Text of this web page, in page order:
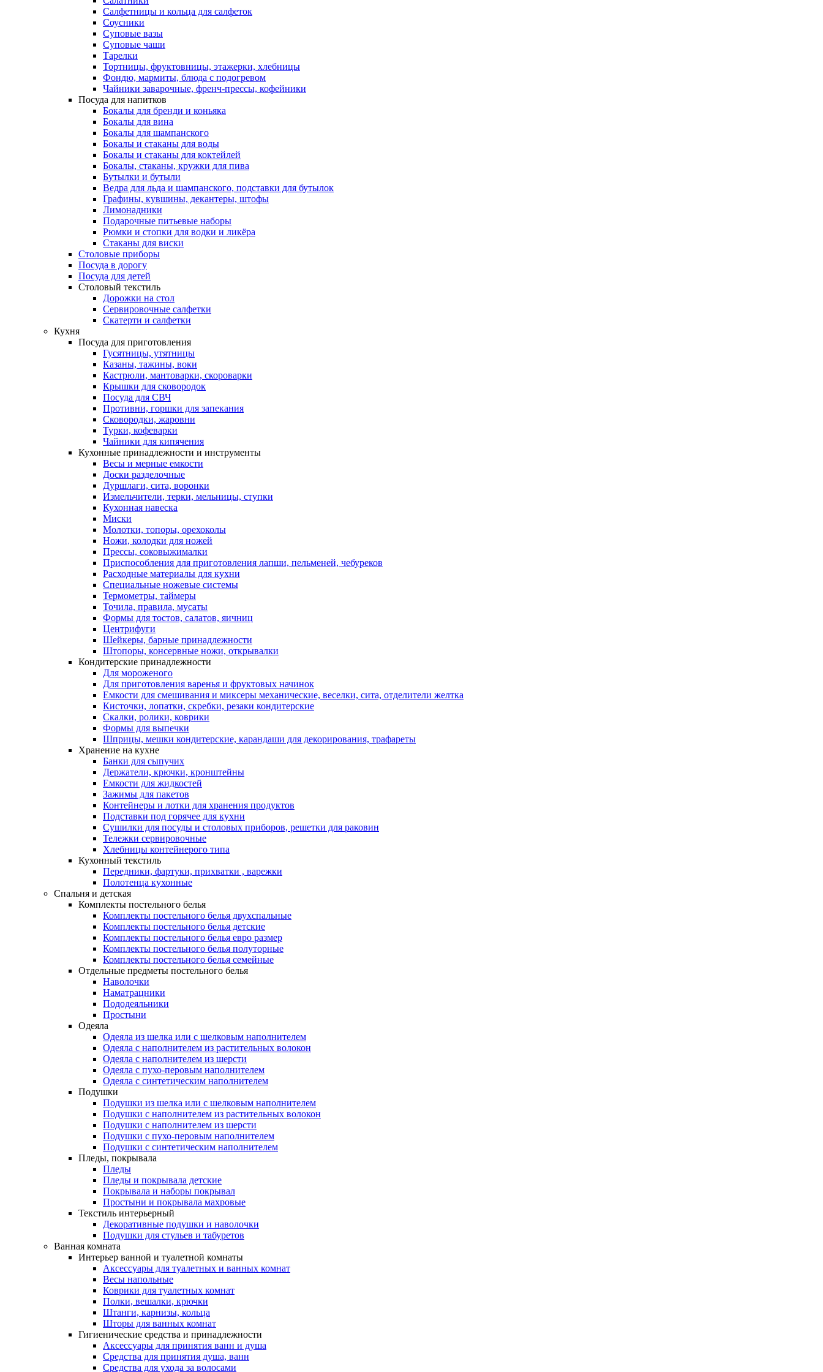
Салфетницы и кольца для салфеток
Соусники
Суповые вазы
Суповые чаши
Тарелки
Тортницы, фруктовницы, этажерки, хлебницы
Фондю, мармиты, блюда с подогревом
Чайники заварочные, френч-прессы, кофейники
Посуда для напитков
Бокалы для бренди и коньяка
Бокалы для вина
Бокалы для шампанского
Бокалы и стаканы для воды
Бокалы и стаканы для коктейлей
Бокалы, стаканы, кружки для пива
Бутылки и бутыли
Ведра для льда и шампанского, подставки для бутылок
Графины, кувшины, декантеры, штофы
Лимонадники
Подарочные питьевые наборы
Рюмки и стопки для водки и ликёра
Стаканы для виски
Столовые приборы
Посуда в дорогу
Посуда для детей
Столовый текстиль
Дорожки на стол
Сервировочные салфетки
Скатерти и салфетки
Кухня
Посуда для приготовления
Гусятницы, утятницы
Казаны, тажины, воки
Кастрюли, мантоварки, скороварки
Крышки для сковородок
Посуда для СВЧ
Противни, горшки для запекания
Сковородки, жаровни
Турки, кофеварки
Чайники для кипячения
Кухонные принадлежности и инструменты
Весы и мерные емкости
Доски разделочные
Дуршлаги, сита, воронки
Измельчители, терки, мельницы, ступки
Кухонная навеска
Миски
Молотки, топоры, орехоколы
Ножи, колодки для ножей
Прессы, соковыжималки
Приспособления для приготовления лапши, пельменей, чебуреков
Расходные материалы для кухни
Специальные ножевые системы
Термометры, таймеры
Точила, правила, мусаты
Формы для тостов, салатов, яичниц
Центрифуги
Шейкеры, барные принадлежности
Штопоры, консервные ножи, открывалки
Кондитерские принадлежности
Для мороженого
Для приготовления варенья и фруктовых начинок
Емкости для смешивания и миксеры механические, веселки, сита, отделители желтка
Кисточки, лопатки, скребки, резаки кондитерские
Скалки, ролики, коврики
Формы для выпечки
Шприцы, мешки кондитерские, карандаши для декорирования, трафареты
Хранение на кухне
Банки для сыпучих
Держатели, крючки, кронштейны
Емкости для жидкостей
Зажимы для пакетов
Контейнеры и лотки для хранения продуктов
Подставки под горячее для кухни
Сушилки для посуды и столовых приборов, решетки для раковин
Тележки сервировочные
Хлебницы контейнерого типа
Кухонный текстиль
Передники, фартуки, прихватки , варежки
Полотенца кухонные
Спальня и детская
Комплекты постельного белья
Комплекты постельного белья двухспальные
Комплекты постельного белья детские
Комплекты постельного белья евро размер
Комплекты постельного белья полуторные
Комплекты постельного белья семейные
Отдельные предметы постельного белья
Наволочки
Наматрацники
Пододеяльники
Простыни
Одеяла
Одеяла из шелка или с шелковым наполнителем
Одеяла с наполнителем из растительных волокон
Одеяла с наполнителем из шерсти
Одеяла с пухо-перовым наполнителем
Одеяла с синтетическим наполнителем
Подушки
Подушки из шелка или с шелковым наполнителем
Подушки с наполнителем из растительных волокон
Подушки с наполнителем из шерсти
Подушки с пухо-перовым наполнителем
Подушки с синтетическим наполнителем
Пледы, покрывала
Пледы
Пледы и покрывала детские
Покрывала и наборы покрывал
Простыни и покрывала махровые
Текстиль интерьерный
Декоративные подушки и наволочки
Подушки для стульев и табуретов
Ванная комната
Интерьер ванной и туалетной комнаты
Аксессуары для туалетных и ванных комнат
Весы напольные
Коврики для туалетных комнат
Полки, вешалки, крючки
Штанги, карнизы, кольца
Шторы для ванных комнат
Гигиенические средства и принадлежности
Аксессуары для принятия ванн и душа
Средства для принятия душа, ванн
Средства для ухода за волосами